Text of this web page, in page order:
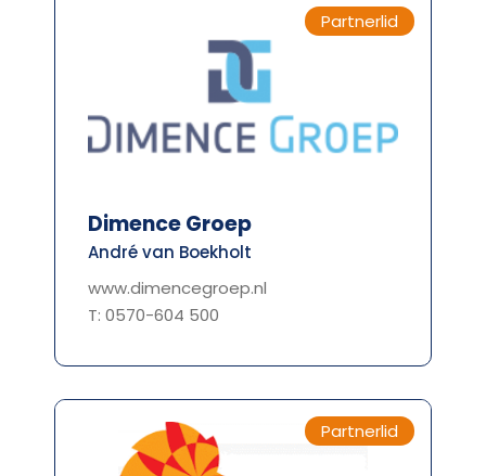
Partnerlid
Dimence Groep
André van Boekholt
www.dimencegroep.nl
T: 0570-604 500
Partnerlid